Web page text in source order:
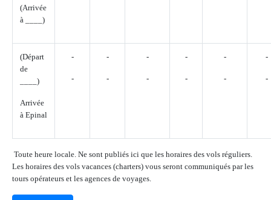
(Arrivée
à ____)
(Départ
de
____)
Arrivée
à Epinal
-
-
-
-
-
-
-
-
-
-
-
-
Toute heure locale. Ne sont publiés ici que les horaires des vols réguliers.
Les horaires des vols vacances (charters) vous seront communiqués par les
tours opérateurs et les agences de voyages.